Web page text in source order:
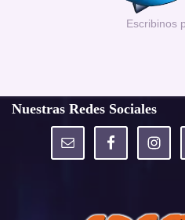
Escribinos
Nuestras Redes Sociales